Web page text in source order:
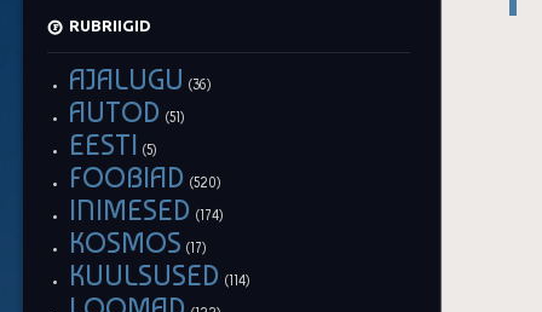
RUBRIIGID
AJALUGU (36)
AUTOD (51)
EESTI (5)
FOOBIAD (520)
INIMESED (174)
KOSMOS (17)
KUULSUSED (114)